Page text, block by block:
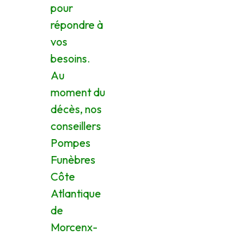
pour
répondre à
vos
besoins.
Au
moment du
décès, nos
conseillers
Pompes
Funèbres
Côte
Atlantique
de
Morcenx-